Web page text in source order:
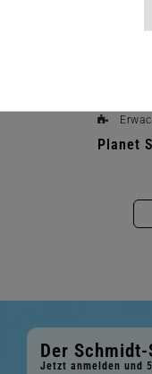
Planet
Der
Jetzt anmelden und